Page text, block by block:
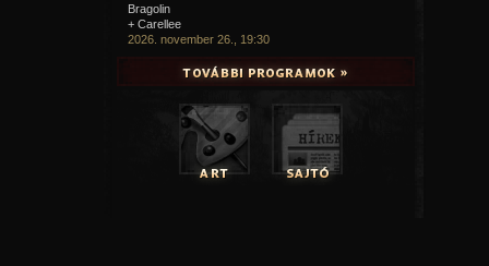
Bragolin
+ Carellee
2026. november 26., 19:30